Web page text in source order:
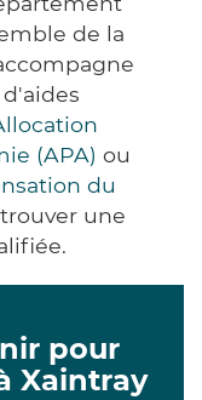
de la
(APA) ou
du
une
pour
Xaintray